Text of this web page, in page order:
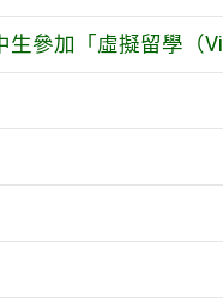
參加「虛擬留學（